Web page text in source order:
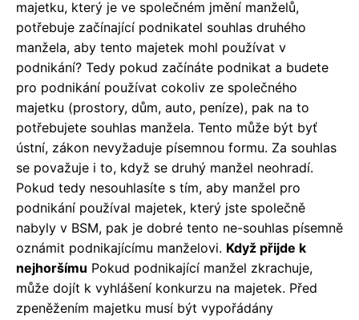
majetku, který je ve společném jmění manželů,
potřebuje začínající podnikatel souhlas druhého
manžela, aby tento majetek mohl používat v
podnikání? Tedy pokud začínáte podnikat a budete
pro podnikání používat cokoliv ze společného
majetku (prostory, dům, auto, peníze), pak na to
potřebujete souhlas manžela. Tento může být byť
ústní, zákon nevyžaduje písemnou formu. Za souhlas
se považuje i to, když se druhý manžel neohradí.
Pokud tedy nesouhlasíte s tím, aby manžel pro
podnikání používal majetek, který jste společně
nabyly v BSM, pak je dobré tento ne-souhlas písemně
oznámit podnikajícímu manželovi. Když přijde k
nejhoršímu Pokud podnikající manžel zkrachuje,
může dojít k vyhlášení konkurzu na majetek. Před
zpeněžením majetku musí být vypořádány